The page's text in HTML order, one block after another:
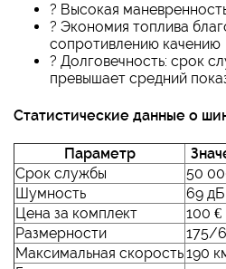
? Высокая
? Экономия топлива
сопротивлению качению
?️ Долговечность: срок
превышает средний
Статистические данные о
Параметр
Срок службы
50
Шумность
69 дБ
Цена за комплект
100 €
Размерности
175/
Максимальная скорость190